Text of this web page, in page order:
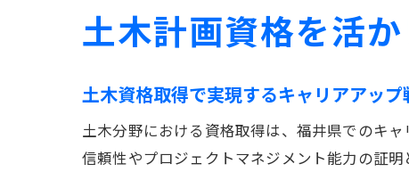
土木計画資格を活
土木資格取得で実現するキャリアアップ
土木分野における資格取得は、福井県でのキ
信頼性やプロジェクトマネジメント能力の証